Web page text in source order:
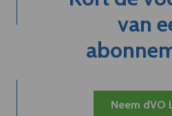
van
Neem dVO